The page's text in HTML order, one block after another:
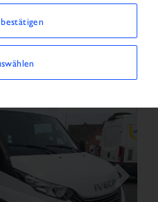
WERDEN ANGEZEIGT
×
Next